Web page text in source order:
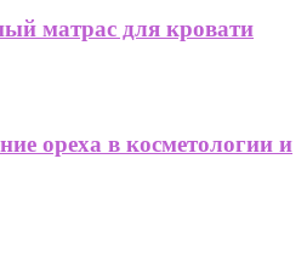
матрас для кровати
ореха в косметологии и